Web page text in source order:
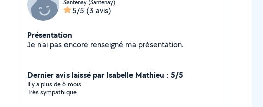
Santenay (Santenay)
5/5 (3 avis)
Présentation
Je n'ai pas encore renseigné ma présentation.
Dernier avis laissé par Isabelle Mathieu : 5/5
Il y a plus de 6 mois
Très sympathique